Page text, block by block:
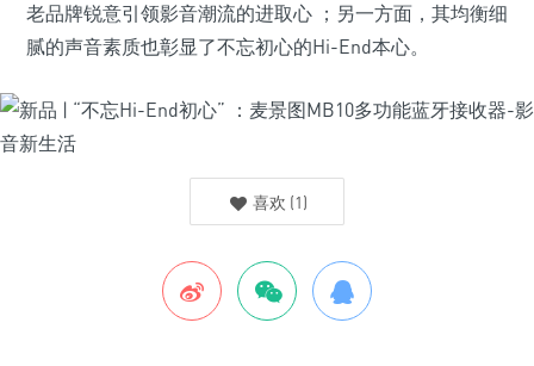
老品牌锐意引领影音潮流的进取心 ；另一方面，其均衡细
腻的声音素质也彰显了不忘初心的Hi-End本心。
喜欢 (1)